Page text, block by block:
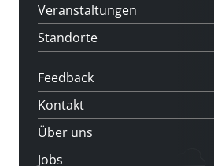
Veranstaltungen
Standorte
Feedback
Kontakt
Über uns
Jobs